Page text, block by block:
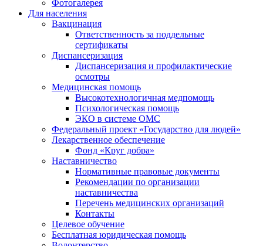
Фотогалерея
Для населения
Вакцинация
Ответственность за поддельные
сертификаты
Диспансеризация
Диспансеризация и профилактические
осмотры
Медицинская помощь
Высокотехнологичная медпомощь
Психологическая помощь
ЭКО в системе ОМС
Федеральный проект «Государство для людей»
Лекарственное обеспечение
Фонд «Круг добра»
Наставничество
Нормативные правовые документы
Рекомендации по организации
наставничества
Перечень медицинских организаций
Контакты
Целевое обучение
Бесплатная юридическая помощь